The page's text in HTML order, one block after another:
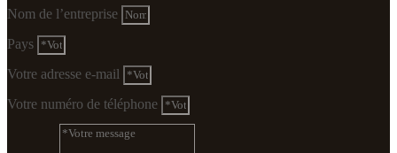
Nom de l’entreprise
Pays
Votre adresse e-mail
Votre numéro de téléphone